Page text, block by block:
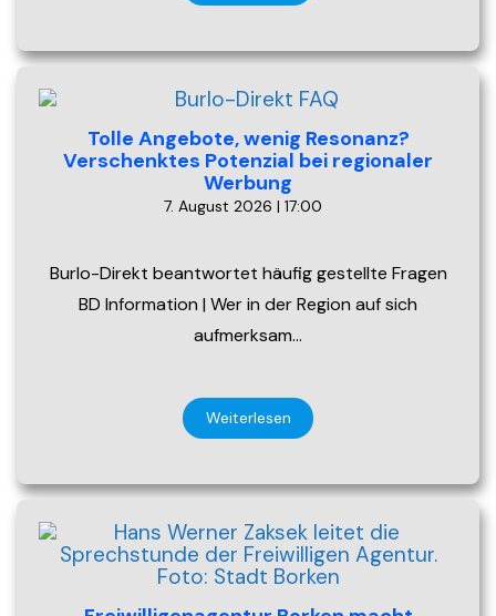
Tolle Angebote, wenig Resonanz?
Verschenktes Potenzial bei regionaler
Werbung
7. August 2026 | 17:00
Burlo-Direkt beantwortet häufig gestellte Fragen
BD Information | Wer in der Region auf sich
aufmerksam…
Weiterlesen